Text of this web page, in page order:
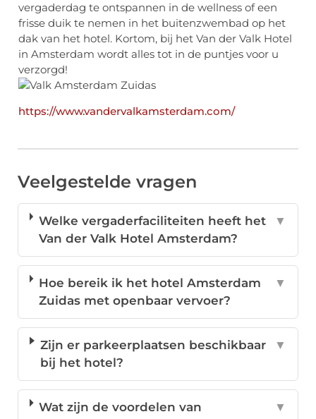
vergaderdag te ontspannen in de wellness of een
frisse duik te nemen in het buitenzwembad op het
dak van het hotel. Kortom, bij het Van der Valk Hotel
in Amsterdam wordt alles tot in de puntjes voor u
verzorgd!
https://www.vandervalkamsterdam.com/
Veelgestelde vragen
Welke vergaderfaciliteiten heeft het
Van der Valk Hotel Amsterdam?
▼
Hoe bereik ik het hotel Amsterdam
Zuidas met openbaar vervoer?
▼
Zijn er parkeerplaatsen beschikbaar
bij het hotel?
▼
Wat zijn de voordelen van
▼